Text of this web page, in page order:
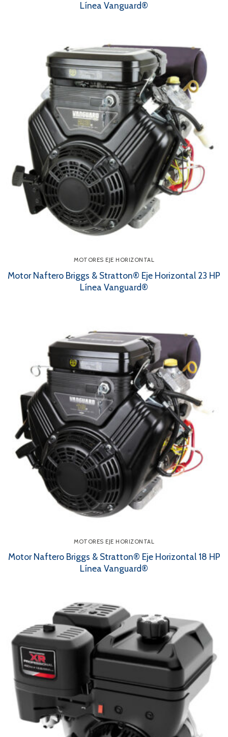
Línea Vanguard®
MOTORES EJE HORIZONTAL
Motor Naftero Briggs & Stratton® Eje Horizontal 23 HP
Línea Vanguard®
MOTORES EJE HORIZONTAL
Motor Naftero Briggs & Stratton® Eje Horizontal 18 HP
Línea Vanguard®